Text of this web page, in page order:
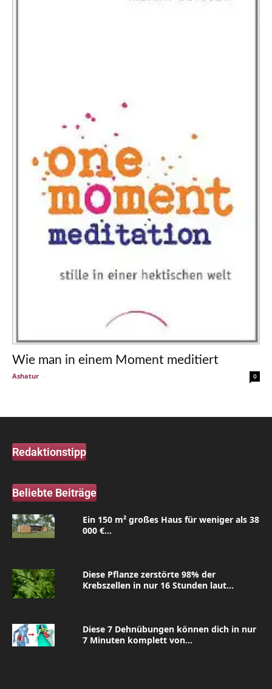
Wie man in einem Moment meditiert
Ashatur - 0
Redaktionstipp
Beliebte Beiträge
Ein 150 m² großes Haus für weniger als 38
000 €...
Diese Pflanze zerstörte 98% der
Krebszellen in nur 16 Stunden laut...
Diese 7 Dehnübungen können dich in nur
7 Minuten komplett von...